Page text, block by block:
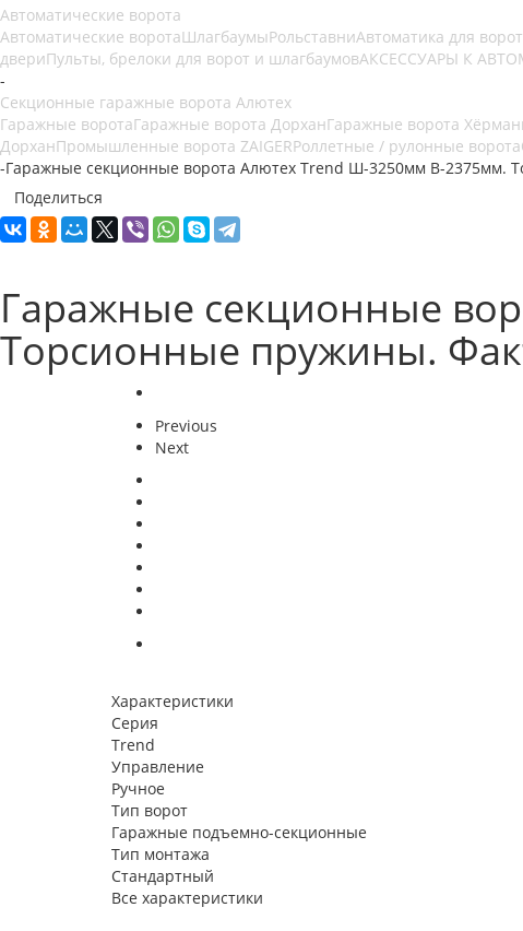
Автоматические ворота
Автоматические воротаШлагбаумыРольставниАвтоматика для ворот
двериПульты, брелоки для ворот и шлагбаумовАКСЕССУАРЫ К
-
Секционные гаражные ворота Алютех
Гаражные воротаГаражные ворота ДорханГаражные ворота
ДорханПромышленные ворота ZAIGERРоллетные / рулонные ворота
-Гаражные секционные ворота Алютех Trend Ш-3250мм В-2375мм.
Поделиться
Гаражные секционные
Торсионные пружины.
Previous
Next
Характеристики
Серия
Trend
Управление
Ручное
Тип ворот
Гаражные подъемно-секционные
Тип монтажа
Стандартный
Все характеристики